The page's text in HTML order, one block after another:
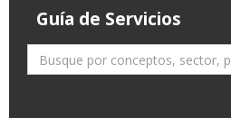
Guía de Servicios